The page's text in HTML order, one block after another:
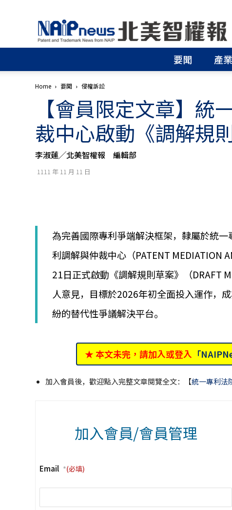
北
美
智
權
│
申
請
│
商
標
申
請
智
財
權
顧
問
專
佈
美
國
專
利
要聞 產業
Home 要聞 侵權訴訟
【會員限定文章】統
裁中心啟動《調解規
李淑蓮╱北美智權報 編輯部
1111 年 11 月 11 日
為完善國際專利爭端解決框架，隸屬於統一
利調解與仲裁中心（PATENT MEDIATION
21日正式啟動《調解規則草案》（DRAFT
人意見，目標於2026年初全面投入運作，
紛的替代性爭議解決平台。
★ 本文未完，請加入或登入 「
加入會員後，歡迎點入完整文章閱覽全文：【統一專利法
加入會員/會員管理
Email *